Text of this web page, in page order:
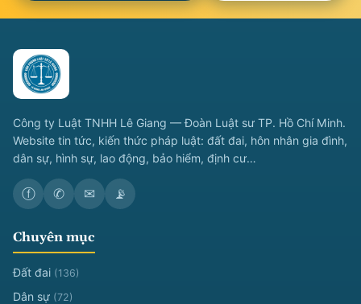
Công ty Luật TNHH Lê Giang — Đoàn Luật sư TP. Hồ Chí Minh.
Website tin tức, kiến thức pháp luật: đất đai, hôn nhân gia đình,
dân sự, hình sự, lao động, bảo hiểm, định cư…
ⓕ ✆ ✉ 📡
Chuyên mục
Đất đai (136)
Dân sự (72)